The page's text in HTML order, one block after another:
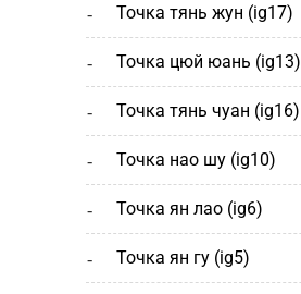
точка тянь жун (ig17)
точка цюй юань (ig13)
точка тянь чуан (ig16)
точка нао шу (ig10)
точка ян лао (ig6)
точка ян гу (ig5)